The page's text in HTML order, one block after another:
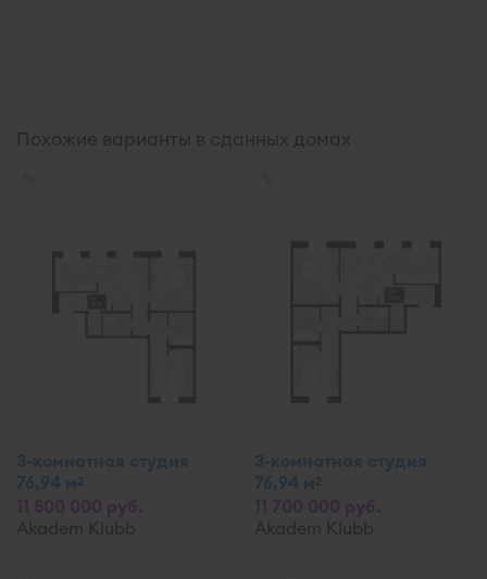
Похожие варианты в сданных домах
3-комнатная студия
76,94 м2
Akadem Klubb
3-комнатная студия
76,94 м2
Akadem Klubb